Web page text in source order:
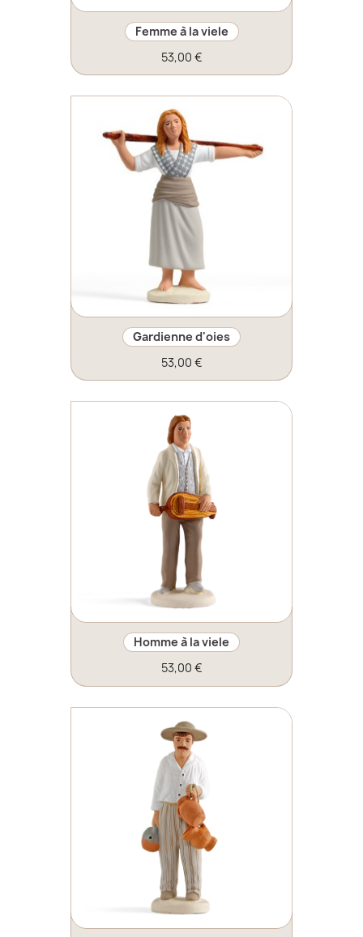
Femme à la viele
53,00 €
Gardienne d'oies
53,00 €
Homme à la viele
53,00 €